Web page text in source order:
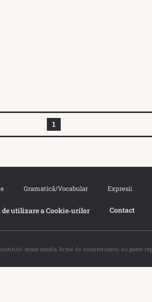
1
Gramatică/Vocabular Expresii
utilizare a Cookie‐urilor Contact
mass-media, firme de monitorizare) nu poate